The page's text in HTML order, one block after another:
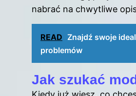
nabrać na chwytliwe
READ Znajdź swoje
problemów
Jak szukać